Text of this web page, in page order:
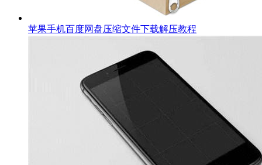
苹果手机百度网盘压缩文件下载解压教程